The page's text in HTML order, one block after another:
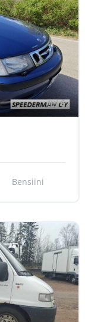
6
Bensiini